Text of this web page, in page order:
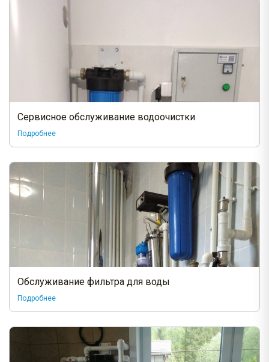
Сервисное обслуживание водоочистки
Подробнее
Обслуживание фильтра для воды
Подробнее